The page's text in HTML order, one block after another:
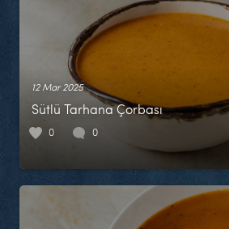
12 Mar 2025
Sütlü Tarhana Çorbası
0 0